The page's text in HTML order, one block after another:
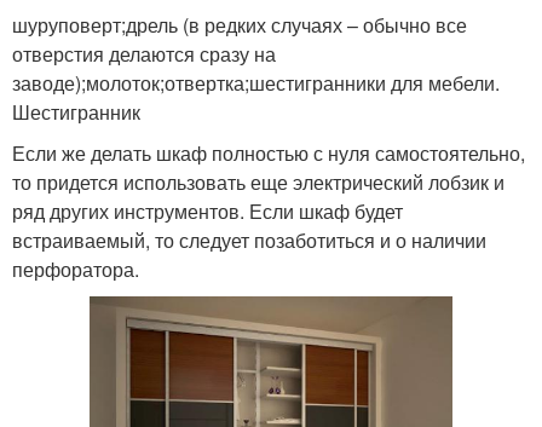
шуруповерт;дрель (в редких случаях – обычно все
отверстия делаются сразу на
заводе);молоток;отвертка;шестигранники для мебели.
Шестигранник
Если же делать шкаф полностью с нуля самостоятельно,
то придется использовать еще электрический лобзик и
ряд других инструментов. Если шкаф будет
встраиваемый, то следует позаботиться и о наличии
перфоратора.